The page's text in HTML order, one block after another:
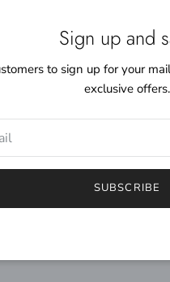
sklep
Sign up and
to sign up for your
exclusive offers.
SUBSCRIBE